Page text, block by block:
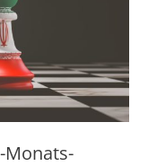
Monats-